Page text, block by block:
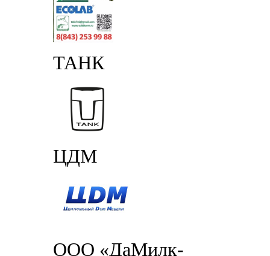
ТАНК
ЦДМ
ООО «ДаМилк-